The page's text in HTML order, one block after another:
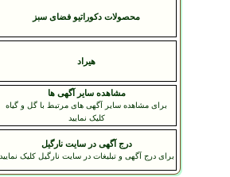
محصولات دکوراتیو فضای سبز
هيراد
مشاهده سایر آگهی ها
برای مشاهده سایر آگهی های مرتبط با گل و گیاه
کلیک نمایید
درج آگهی در سایت نارگیل
برای درج آگهی و تبلیغات در سایت نارگیل کلیک نمایید